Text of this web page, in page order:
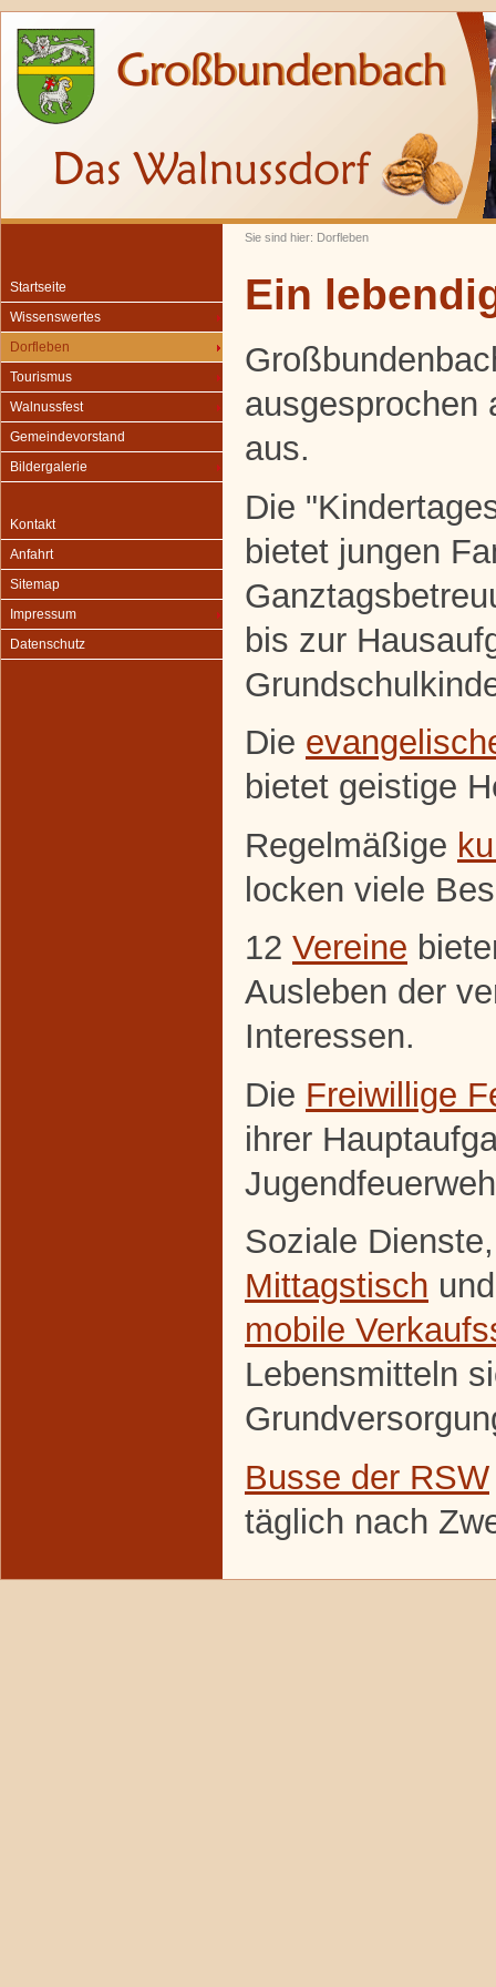
Sie sind hier: Dorfleben
Startseite
Wissenswertes
Dorfleben
Tourismus
Walnussfest
Gemeindevorstand
Bildergalerie
Kontakt
Anfahrt
Sitemap
Impressum
Datenschutz
Ein
ausgesprochen
aus.
Die
bietet jungen
bis zur
Die
bietet geistige
Regelmäßige
locken viele
12 Vereine
Ausleben der
Interessen.
Die Freiwillige
ihrer
Soziale
Mittagstisch
mobile
Lebensmitteln
Busse der RSW
täglich nach